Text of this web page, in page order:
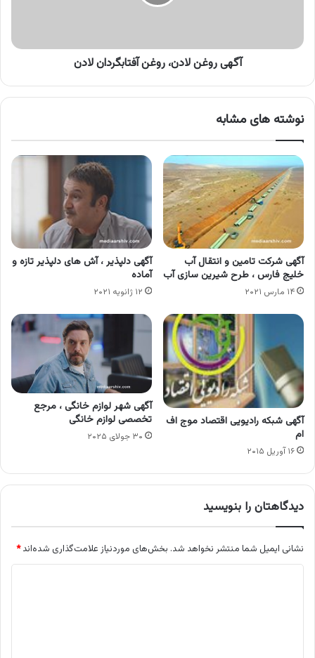
آگهی روغن لادن، روغن آفتابگردان لادن
نوشته های مشابه
آگهی شرکت تامین و انتقال آب
خلیج فارس ، طرح شیرین سازی آب
۱۴ مارس ۲۰۲۱
آگهی دلپذیر ، آش های دلپذیر تازه و
آماده
۱۲ ژانویه ۲۰۲۱
آگهی شبکه رادیویی اقتصاد موج اف
ام
۱۶ آوریل ۲۰۱۵
آگهی شهر لوازم خانگی ، مرجع
تخصصی لوازم خانگی
۳۰ جولای ۲۰۲۵
دیدگاهتان را بنویسید
نشانی ایمیل شما منتشر نخواهد شد. بخش‌های موردنیاز علامت‌گذاری شده‌اند*